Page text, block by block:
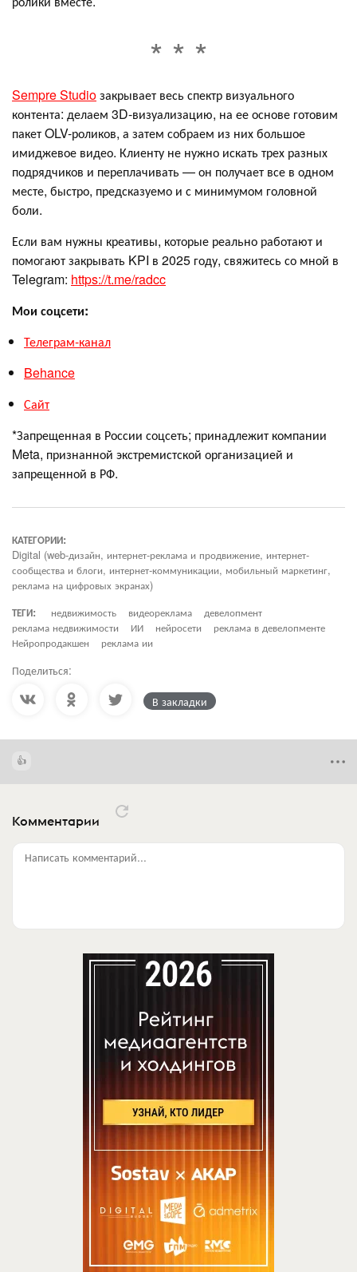
Sempre Studioзакрывает весь спектр визуального
контента: делаем 3D-визуализацию, на ее основе готовим
пакет OLV-роликов, а затем собраем из них большое
имиджевое видео. Клиенту не нужно искать трех разных
подрядчиков и переплачивать — он получает все в одном
месте, быстро, предсказуемо и с минимумом головной
боли.
Если вам нужны креативы, которые реально работают и
помогают закрывать KPI в 2025 году, свяжитесь со мной в
Telegram: https://t.me/radcc
Мои соцсети:
Телеграм-канал
Behance
Сайт
*Запрещенная в России соцсеть; принадлежит компании
Meta, признанной экстремистской организацией и
запрещенной в РФ.
КАТЕГОРИИ:
Digital (web-дизайн, интернет-реклама и продвижение, интернет-
сообщества и блоги, интернет-коммуникации, мобильный маркетинг,
реклама на цифровых экранах)
ТЕГИ:
недвижимость видеореклама
девелопмент
реклама недвижимости
ИИ нейросети
реклама в девелопменте
Нейропродакшен
реклама ии
Поделиться:
В закладки
Комментарии
Написать комментарий...